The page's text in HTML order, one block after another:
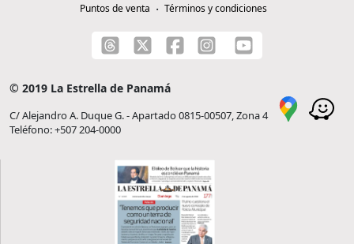
Puntos de venta
Términos y condiciones
© 2019 La Estrella de Panamá
C/ Alejandro A. Duque G. - Apartado 0815-00507, Zona 4
Teléfono: +507 204-0000